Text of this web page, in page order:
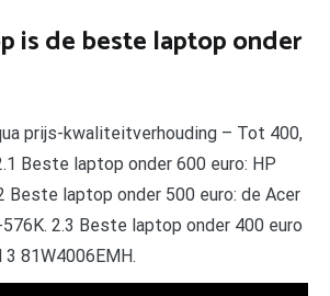
is de beste laptop onder
prijs-kwaliteitverhouding – Tot 400,
Beste laptop onder 600 euro: HP
Beste laptop onder 500 euro: de Acer
2.3 Beste laptop onder 400 euro
81W4006EMH.